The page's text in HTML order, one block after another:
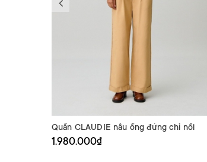
Quần CLAUDIE nâu ống đứng chỉ nổi
1.980.000₫